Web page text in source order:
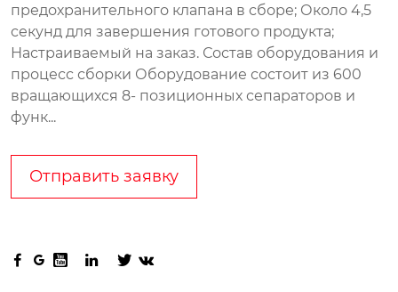
предохранительного клапана в сборе; Около 4,5
секунд для завершения готового продукта;
Настраиваемый на заказ. Состав оборудования и
процесс сборки Оборудование состоит из 600
вращающихся 8- позиционных сепараторов и
функ...
Отправить заявку
     